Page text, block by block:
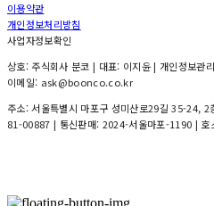
이용약관
개인정보처리방침
사업자정보확인
상호: 주식회사 분코 | 대표: 이지윤 | 개인정보
이메일: ask@boonco.co.kr
주소: 서울특별시 마포구 성미산로29길 35-24,
81-00887 | 통신판매: 2024-서울마포-1190 | 호